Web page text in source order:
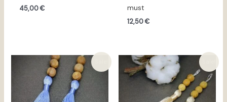
45,00€
must
12,50€
Algne
hind
oli:
25,00 €.
Praegune
hind
on:
12,50 €.
Algne
hind
25,00 €.
Praegune
hind
on:
12,50 €.